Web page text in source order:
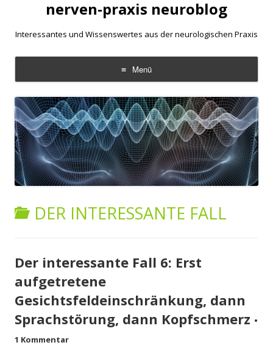
nerven-praxis neuroblog
Interessantes und Wissenswertes aus der neurologischen Praxis
Menü
Zum
Inhalt
springen
DER INTERESSANTE FALL
Der interessante Fall 6: Erst
aufgetretene
Gesichtsfeldeinschränkung, dann
Sprachstörung, dann Kopfschmerz •
1 Kommentar